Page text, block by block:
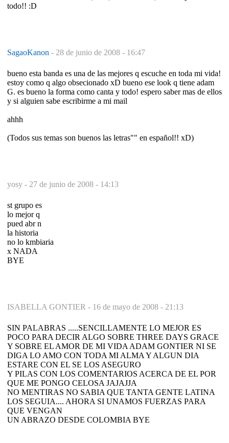
todo!! :D
SagaoKanon - 28 de junio de 2008 - 16:47
bueno esta banda es una de las mejores q escuche en toda mi vida!
estoy como q algo obsecionado xD bueno ese look q tiene adam
G. es bueno la forma como canta y todo! espero saber mas de ellos
y si alguien sabe escribirme a mi mail
ahhh
(Todos sus temas son buenos las letras"" en español!! xD)
yosy - 27 de junio de 2008 - 14:13
st grupo es
lo mejor q
pued abr n
la historia
no lo kmbiaria
x NADA
BYE
ISABELLA GONTIER - 16 de mayo de 2008 - 21:13
SIN PALABRAS .....SENCILLAMENTE LO MEJOR ES
POCO PARA DECIR ALGO SOBRE THREE DAYS GRACE
Y SOBRE EL AMOR DE MI VIDA ADAM GONTIER NI SE
DIGA LO AMO CON TODA MI ALMA Y ALGUN DIA
ESTARE CON EL SE LOS ASEGURO
Y PILAS CON LOS COMENTARIOS ACERCA DE EL POR
QUE ME PONGO CELOSA JAJAJJA
NO MENTIRAS NO SABIA QUE TANTA GENTE LATINA
LOS SEGUIA.... AHORA SI UNAMOS FUERZAS PARA
QUE VENGAN
UN ABRAZO DESDE COLOMBIA BYE